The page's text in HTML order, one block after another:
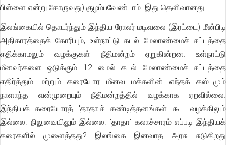
பிள்ளை என்று கோருவது) குழம்பவேண்டாம். இது தெளிவானது.
இலங்கையில் தொடர்ந்தும் இந்திய ரோலர் மடிவலை (இரட்டை) மீன்பிடி
அதிகாரத்தைக் கோரியும், உள்நாட்டு கடல் மேலாண்மைச் சட்டத்தை
எதிக்காமலும் வழக்குகள் நீதிமன்றம் ஏறுகின்றன. உள்நாட்டு
மீனவர்களை ஒடுக்கும் 12 மைல் கடல் மேலாண்மைச் சட்டத்தை
எதிர்த்தும் மற்றும் கரையோர மீனவ மக்களின் எந்தக் கஸ்டமும்
நாளாந்த வன்முறையும் நீதிமன்றத்தில் வழக்காக ஏறவில்லை.
இந்தியக் கரையோரத் 'தாதா'ச் சண்டித்தனங்கள் கூட வழக்கிலும்
இல்லை. நிலுவையிலும் இல்லை. 'தாதா' கலாச்சாரம் எப்படி இந்தியக்
கரைகளில் முளைத்தது? இலங்கை இனவாத அரசு சுடுகிறது